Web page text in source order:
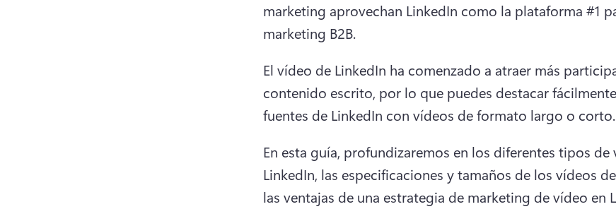
marketing aprovechan LinkedIn como la plataforma #1
marketing B2B.
El vídeo de LinkedIn ha comenzado a atraer más
contenido escrito, por lo que puedes destacar
fuentes de LinkedIn con vídeos de formato largo o corto.
En esta guía, profundizaremos en los diferentes tipos de
LinkedIn, las especificaciones y tamaños de los vídeos
las ventajas de una estrategia de marketing de vídeo en